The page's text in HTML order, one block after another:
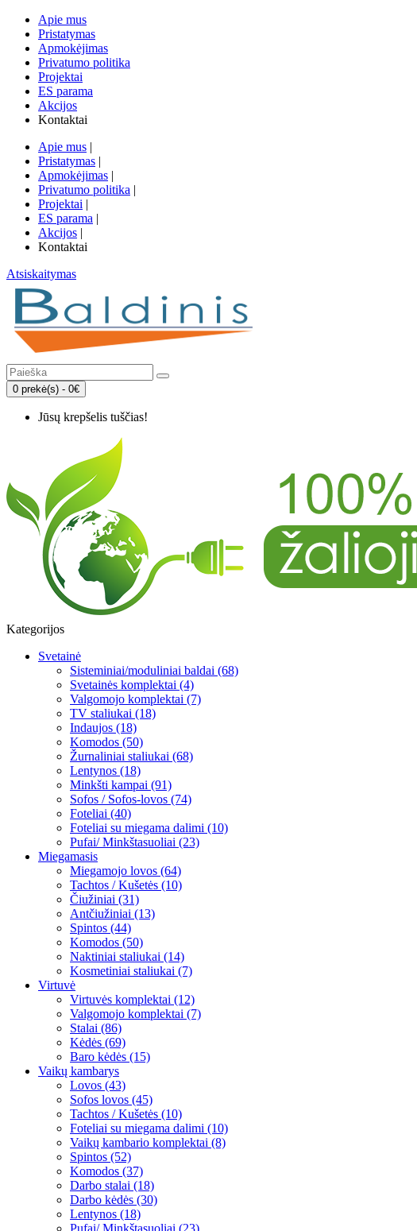
Apie mus
Pristatymas
Apmokėjimas
Privatumo politika
Projektai
ES parama
Akcijos
Kontaktai
Apie mus |
Pristatymas |
Apmokėjimas |
Privatumo politika |
Projektai |
ES parama |
Akcijos |
Kontaktai
Atsiskaitymas
0 prekė(s) - 0€
Jūsų krepšelis tuščias!
Kategorijos
Svetainė
Sisteminiai/moduliniai baldai (68)
Svetainės komplektai (4)
Valgomojo komplektai (7)
TV staliukai (18)
Indaujos (18)
Komodos (50)
Žurnaliniai staliukai (68)
Lentynos (18)
Minkšti kampai (91)
Sofos / Sofos-lovos (74)
Foteliai (40)
Foteliai su miegama dalimi (10)
Pufai/ Minkštasuoliai (23)
Miegamasis
Miegamojo lovos (64)
Tachtos / Kušetės (10)
Čiužiniai (31)
Antčiužiniai (13)
Spintos (44)
Komodos (50)
Naktiniai staliukai (14)
Kosmetiniai staliukai (7)
Virtuvė
Virtuvės komplektai (12)
Valgomojo komplektai (7)
Stalai (86)
Kėdės (69)
Baro kėdės (15)
Vaikų kambarys
Lovos (43)
Sofos lovos (45)
Tachtos / Kušetės (10)
Foteliai su miegama dalimi (10)
Vaikų kambario komplektai (8)
Spintos (52)
Komodos (37)
Darbo stalai (18)
Darbo kėdės (30)
Lentynos (18)
Pufai/ Minkštasuoliai (23)